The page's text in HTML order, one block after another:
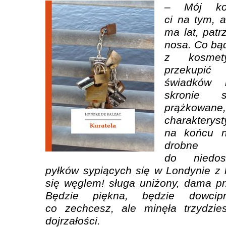
– Mój
ci na tym,
ma lat,
nosa. Co
z
przekupić
świadków
skronie
na końcu
drobne
do
pyłków sypiących się w Londynie
się węglem! sługa uniżony, dama
Będzie piękna, będzie
co zechcesz, ale minęła
dojrzałości.